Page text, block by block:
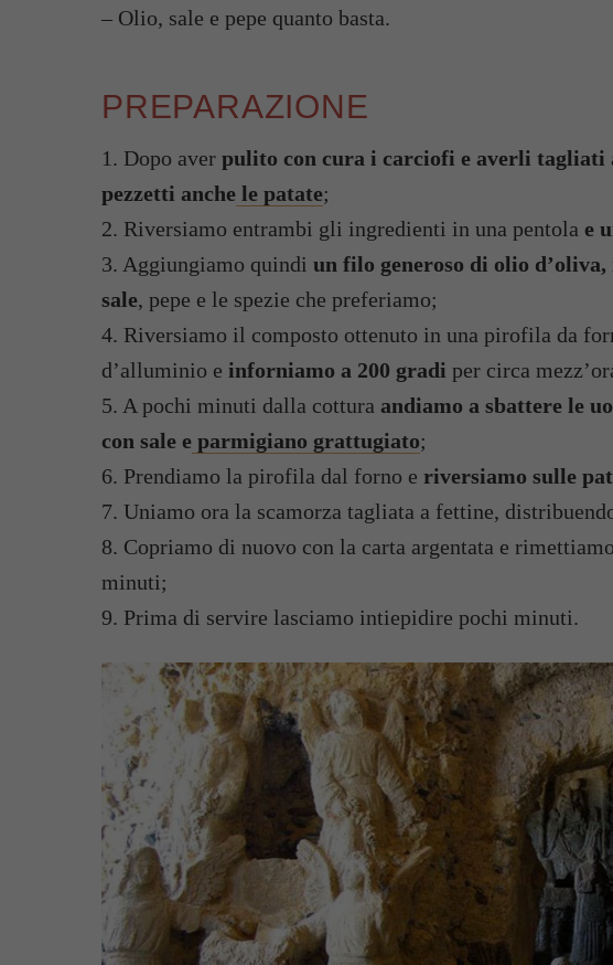
– Olio, sale e pepe quanto basta.
PREPARAZIONE
1. Dopo aver pulito con cura i carciofi e averli tagliati
pezzetti anche le patate;
2. Riversiamo entrambi gli ingredienti in una pentola e
3. Aggiungiamo quindi un filo generoso di olio
sale, pepe e le spezie che preferiamo;
4. Riversiamo il composto ottenuto in una pirofila da
d’alluminio e inforniamo a 200 gradi per circa
5. A pochi minuti dalla cottura andiamo a sbattere le
con sale e parmigiano grattugiato;
6. Prendiamo la pirofila dal forno e riversiamo sulle
7. Uniamo ora la scamorza tagliata a fettine,
8. Copriamo di nuovo con la carta argentata e
minuti;
9. Prima di servire lasciamo intiepidire pochi minuti.